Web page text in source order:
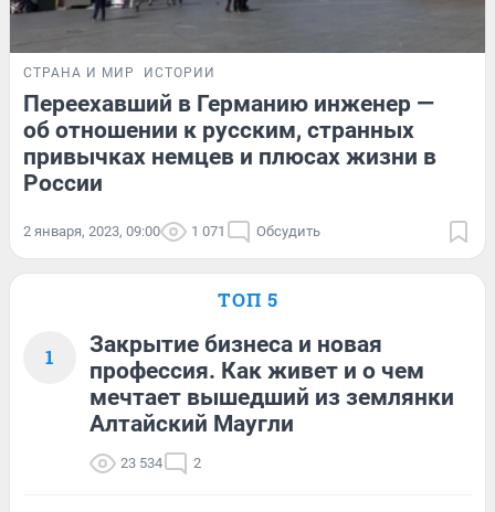
СТРАНА И МИР ИСТОРИИ
Переехавший в Германию инженер —
об отношении к русским, странных
привычках немцев и плюсах жизни в
России
2 января, 2023, 09:00 1 071 Обсудить
ТОП 5
1
Закрытие бизнеса и новая
профессия. Как живет и о чем
мечтает вышедший из землянки
Алтайский Маугли
23 534 2